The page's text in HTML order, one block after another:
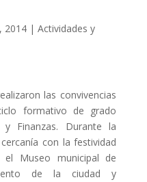
2014| Actividades y
las convivencias
formativo de grado
y Finanzas. Durante la
con la festividad
Museo municipal de
de la ciudad y